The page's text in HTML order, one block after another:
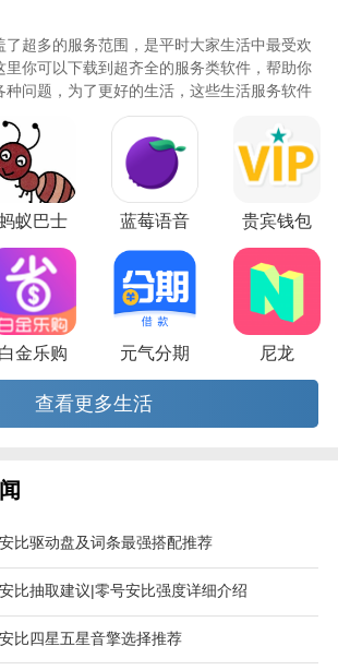
*怕忘了还款给你的信用加了污点，
款日，及时贴心提醒，还款不逾期。
，医疗保险，失业保险，等社保的查
掌上通。
您，买房贷款怎样划算，贷款计算器
。
也能一键缴查，你想了解的全都有。
你买房不用愁，新闻早知道。
了超多的服务范围，是平时大家生活中最受欢
里你可以下载到超齐全的服务类软件，帮助你
种问题，为了更好的生活，这些生活服务软件
下载吧！
蚁巴士 蓝莓语音 贵宾钱包
白金乐购 元气分期 尼龙
查看更多生活
比驱动盘及词条最强搭配推荐
比抽取建议|零号安比强度详细介绍
比四星五星音擎选择推荐